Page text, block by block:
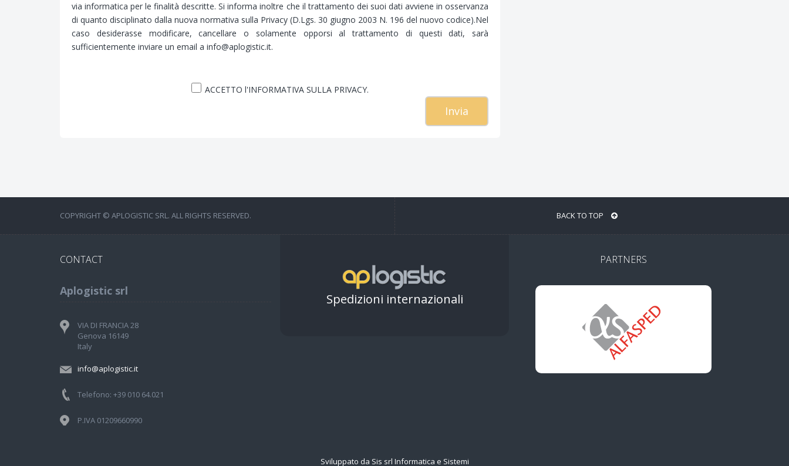
via informatica per le finalità descritte. Si informa inoltre che il trattamento dei suoi dati avviene in osservanza
di quanto disciplinato dalla nuova normativa sulla Privacy (D.Lgs. 30 giugno 2003 N. 196 del nuovo codice).Nel
caso desiderasse modificare, cancellare o solamente opporsi al trattamento di questi dati, sarà
sufficientemente inviare un email a info@aplogistic.it.
ACCETTO l'INFORMATIVA SULLA PRIVACY.
COPYRIGHT © APLOGISTIC SRL. ALL RIGHTS RESERVED. BACK TO TOP
CONTACT
Aplogistic srl
VIA DI FRANCIA 28
Genova 16149
Italy
info@aplogistic.it
Telefono: +39 010 64.021
P.IVA 01209660990
Spedizioni internazionali
PARTNERS
Sviluppato da Sis srl Informatica e Sistemi